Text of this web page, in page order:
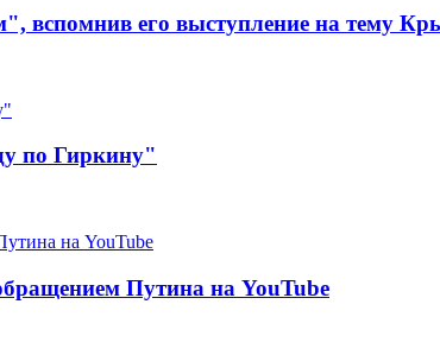
вспомнив его выступление на тему
по Гиркину"
Путина на YouTube